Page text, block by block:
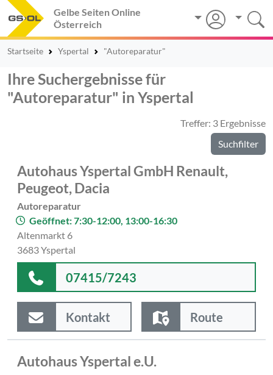
Gelbe Seiten Online
Österreich
Startseite Yspertal "Autoreparatur"
Ihre Suchergebnisse für
"Autoreparatur" in Yspertal
Treffer: 3 Ergebnisse
Suchfilter
Autohaus Yspertal GmbH Renault,
Peugeot, Dacia
Autoreparatur
Geöffnet: 7:30-12:00, 13:00-16:30
Altenmarkt 6
3683 Yspertal
07415/7243
Kontakt Route
Autohaus Yspertal e.U.